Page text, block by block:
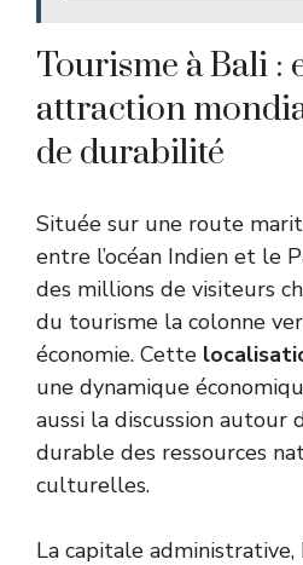
Tourisme à Bali :
attraction
de durabilité
Située sur une route
entre l’océan Indien et le
des millions de visiteurs
du tourisme la colonne
économie. Cette
une dynamique
aussi la discussion autour
durable des ressources
culturelles.
La capitale administrative,